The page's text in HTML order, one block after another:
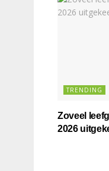
TRENDING
Zoveel
2026